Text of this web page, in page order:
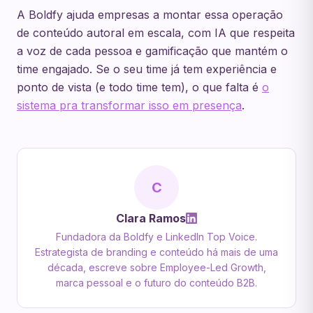
A Boldfy ajuda empresas a montar essa operação
de conteúdo autoral em escala, com IA que respeita
a voz de cada pessoa e gamificação que mantém o
time engajado. Se o seu time já tem experiência e
ponto de vista (e todo time tem), o que falta é o
sistema pra transformar isso em presença.
C
Clara Ramos
Fundadora da Boldfy e LinkedIn Top Voice.
Estrategista de branding e conteúdo há mais de uma
década, escreve sobre Employee-Led Growth,
marca pessoal e o futuro do conteúdo B2B.